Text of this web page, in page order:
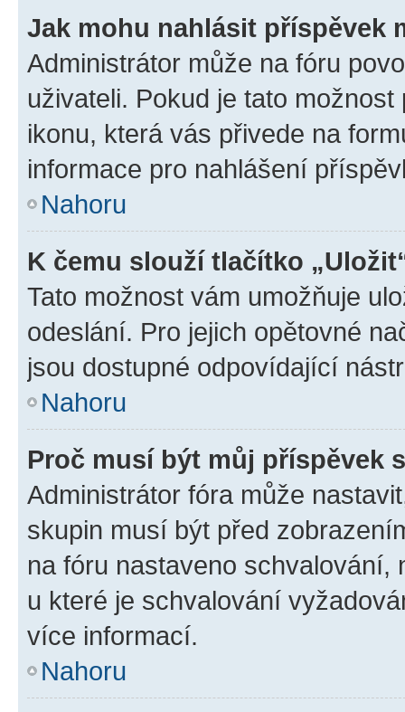
Jak mohu nahlásit příspěvek
Administrátor může na fóru
uživateli. Pokud je tato
ikonu, která vás přivede na
informace pro nahlášení
Nahoru
K čemu slouží tlačítko
Tato možnost vám umožňuje
odeslání. Pro jejich opětovné
jsou dostupné odpovídající
Nahoru
Proč musí být můj příspěvek
Administrátor fóra může
skupin musí být před
na fóru nastaveno schvalování,
u které je schvalování
více informací.
Nahoru